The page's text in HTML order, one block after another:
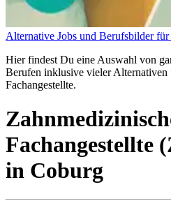
Alternative Jobs und Berufsbilder
Hier findest Du eine Auswahl von
Berufen inklusive vieler Alternativen
Fachangestellte.
Fachangestellte
in Coburg